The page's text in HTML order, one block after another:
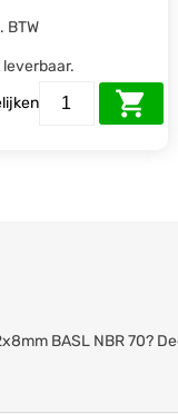
BTW
BASL NBR 70?